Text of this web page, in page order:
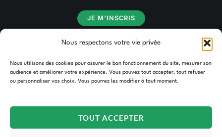
Nous respectons votre vie privée
Nous utilisons des cookies pour assurer le bon fonctionnement du site, mesurer son
audience et améliorer votre expérience. Vous pouvez tout accepter, tout refuser
ou personnaliser vos choix. Vous pourrez les modifier à tout moment.
TOUT ACCEPTER
JE M'INSCRIS